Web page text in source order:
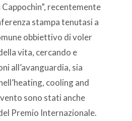
recentemente
stampa tenutasi a
obbiettivo di voler
vita, cercando e
all’avanguardia, sia
cooling and
sono stati anche
Premio Internazionale.